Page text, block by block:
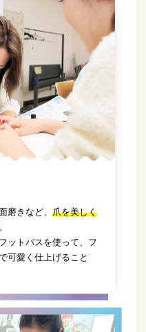
磨きなど、 爪を美しく
。
ットバスを使って、フ
可愛く仕上げること